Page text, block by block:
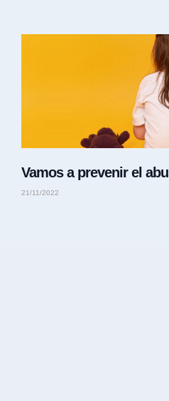
Vamos a prevenir el
21/11/2022